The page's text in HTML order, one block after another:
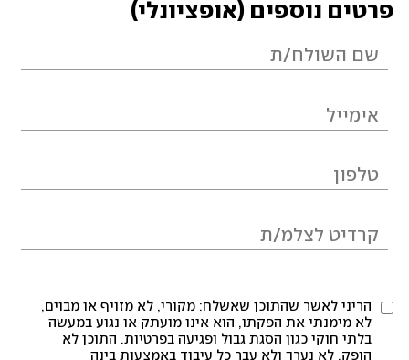
פרטים נוספים (אופציונלי)
הריני לאשר שהתוכן שאשלח: מקורי, לא מזויף או מבוים,
לא מימנתי את הפקתו, הוא אינו מועתק או נגוע במעשה
בלתי חוקי כגון הסגת גבול ופגיעה בפרטיות. התוכן לא
הופק, לא נערך ולא עבר כל עיבוד באמצעות בינה